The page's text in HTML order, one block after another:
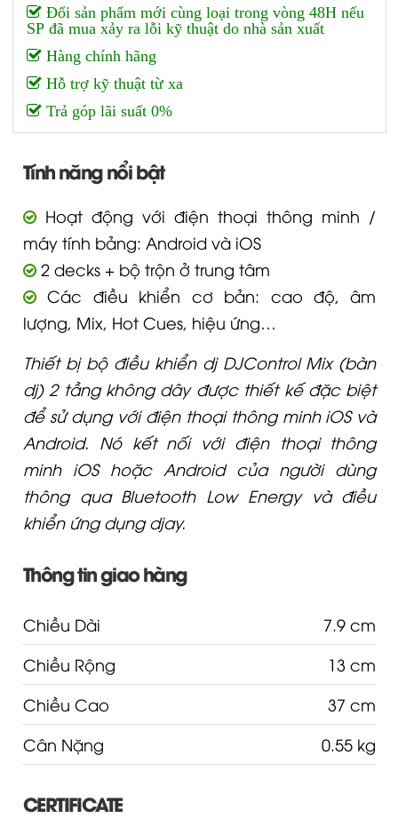
Đổi sản phẩm mới cùng loại trong vòng 48H nếu
SP đã mua xảy ra lỗi kỹ thuật do nhà sản xuất
Hàng chính hãng
Hỗ trợ kỹ thuật từ xa
Trả góp lãi suất 0%
Tính năng nổi bật
Hoạt động với điện thoại thông minh /
máy tính bảng: Android và iOS
2 decks + bộ trộn ở trung tâm
Các điều khiển cơ bản: cao độ, âm
lượng, Mix, Hot Cues, hiệu ứng…
Thiết bị bộ điều khiển dj DJControl Mix (bàn
dj) 2 tầng không dây được thiết kế đặc biệt
để sử dụng với điện thoại thông minh iOS và
Android. Nó kết nối với điện thoại thông
minh iOS hoặc Android của người dùng
thông qua Bluetooth Low Energy và điều
khiển ứng dụng djay.
Thông tin giao hàng
Chiều Dài
7.9 cm
Chiều Rộng
13 cm
Chiều Cao
37 cm
Cân Nặng
0.55 kg
CERTIFICATE